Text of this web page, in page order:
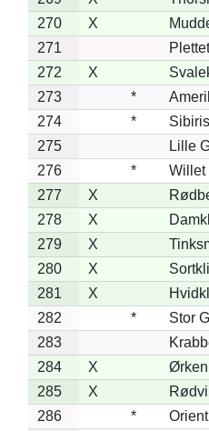
270
X
271
272
X
273
*
274
*
275
Lille
276
*
Willet
277
X
278
X
279
X
280
X
281
X
282
*
Stor
283
284
X
285
X
286
*